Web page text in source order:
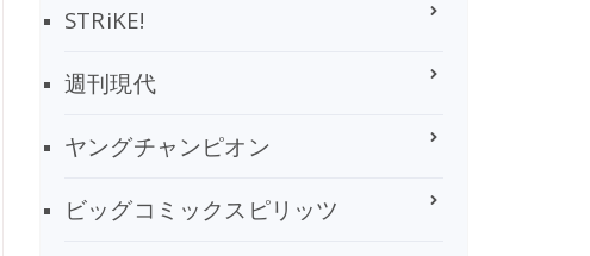
STRiKE!
週刊現代
ヤングチャンピオン
ビッグコミックスピリッツ